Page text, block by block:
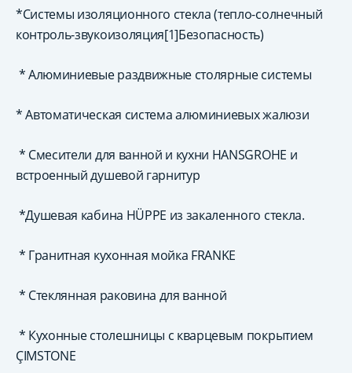
*Системы изоляционного стекла (тепло-солнечный
контроль-звукоизоляция[1]Безопасность)
* Алюминиевые раздвижные столярные системы
* Автоматическая система алюминиевых жалюзи
* Смесители для ванной и кухни HANSGROHE и
встроенный душевой гарнитур
*Душевая кабина HÜPPE из закаленного стекла.
* Гранитная кухонная мойка FRANKE
* Стеклянная раковина для ванной
* Кухонные столешницы с кварцевым покрытием
ÇIMSTONE